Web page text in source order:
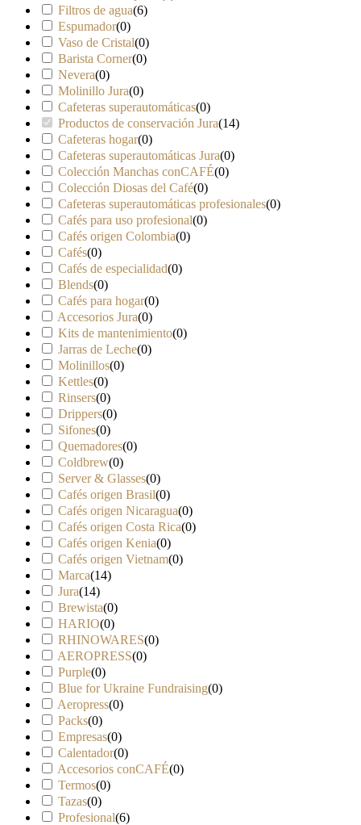
Filtros de agua(6)
Espumador(0)
Vaso de Cristal(0)
Barista Corner(0)
Nevera(0)
Molinillo Jura(0)
Cafeteras superautomáticas(0)
Productos de conservación Jura(14)
Cafeteras hogar(0)
Cafeteras superautomáticas Jura(0)
Colección Manchas conCAFÉ(0)
Colección Diosas del Café(0)
Cafeteras superautomáticas profesionales(0)
Cafés para uso profesional(0)
Cafés origen Colombia(0)
Cafés(0)
Cafés de especialidad(0)
Blends(0)
Cafés para hogar(0)
Accesorios Jura(0)
Kits de mantenimiento(0)
Jarras de Leche(0)
Molinillos(0)
Kettles(0)
Rinsers(0)
Drippers(0)
Sifones(0)
Quemadores(0)
Coldbrew(0)
Server & Glasses(0)
Cafés origen Brasil(0)
Cafés origen Nicaragua(0)
Cafés origen Costa Rica(0)
Cafés origen Kenia(0)
Cafés origen Vietnam(0)
Marca(14)
Jura(14)
Brewista(0)
HARIO(0)
RHINOWARES(0)
AEROPRESS(0)
Purple(0)
Blue for Ukraine Fundraising(0)
Aeropress(0)
Packs(0)
Empresas(0)
Calentador(0)
Accesorios conCAFÉ(0)
Termos(0)
Tazas(0)
Profesional(6)